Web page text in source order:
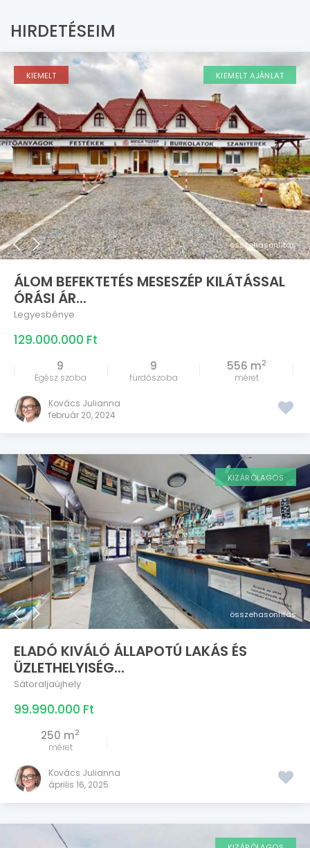
HIRDETÉSEIM
összehasonlítás
KIEMELT KIEMELT AJÁNLAT
ÁLOM BEFEKTETÉS MESESZÉP KILÁTÁSSAL
ÓRÁSI ÁR...
Legyesbénye
129.000.000 Ft
9
Egész szoba
9
fürdőszoba
556 m2
méret
Kovács Julianna
február 20, 2024
összehasonlítás
KIZÁRÓLAGOS
ELADÓ KIVÁLÓ ÁLLAPOTÚ LAKÁS ÉS
ÜZLETHELYISÉG...
Sátoraljaújhely
99.990.000 Ft
250 m2
méret
Kovács Julianna
április 16, 2025